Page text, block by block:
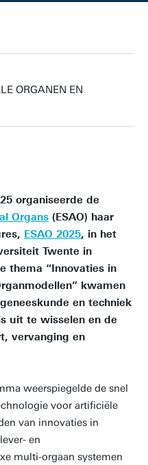
ORGANEN EN
organiseerde de
Organs (ESAO) haar
ESAO 2025, in het
Twente in
thema “Innovaties in
kwamen
en techniek
uit te wisselen en de
vervanging en
weerspiegelde de snel
voor artificiële
van innovaties in
en
multi-orgaan systemen